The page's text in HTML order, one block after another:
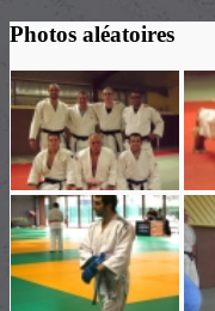
Photos aléatoires